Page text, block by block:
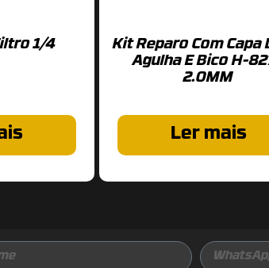
1/4
Kit Reparo Com Capa
Agulha E Bico H-
2.0MM
Ler mais